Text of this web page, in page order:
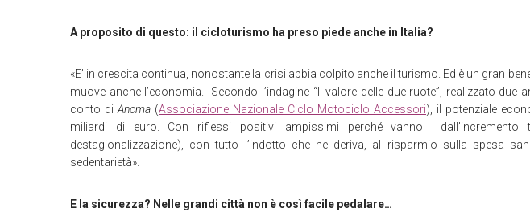
A proposito di questo: il cicloturismo ha preso piede anche in Italia?
«E’ in crescita continua, nonostante la crisi abbia colpito anche il turismo. Ed è un gran
muove anche l’economia. Secondo l’indagine “Il valore delle due ruote”, realizzato due
conto di Ancma (Associazione Nazionale Ciclo Motociclo Accessori), il potenziale
miliardi di euro. Con riflessi positivi ampissimi perché vanno dall’incremento
destagionalizzazione), con tutto l’indotto che ne deriva, al risparmio sulla spesa
sedentarietà».
E la sicurezza? Nelle grandi città non è così facile pedalare…